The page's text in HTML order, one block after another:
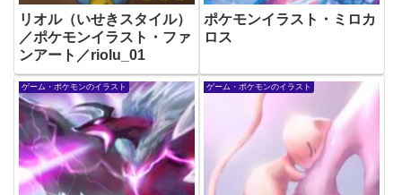
リオル（いせきスタイル）
／ポケモンイラスト・ファ
ンアート／riolu_01
ポケモンイラスト・ミロカ
ロス
ゲーム・ポケモンのイラスト ゲーム・ポケモンのイラスト